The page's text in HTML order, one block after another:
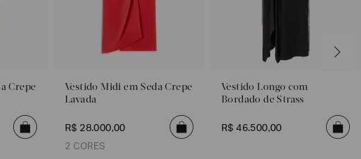
Crepe
Vestido Midi em Seda Crepe
Lavada
R$ 28.000,00
2 CORES
Vestido Longo com
Bordado de Strass
R$ 46.500,00